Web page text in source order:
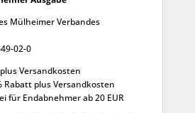
Mülheimer Verbandes
02-0
Versandkosten
Rabatt plus Versandkosten
für Endabnehmer ab 20 EUR